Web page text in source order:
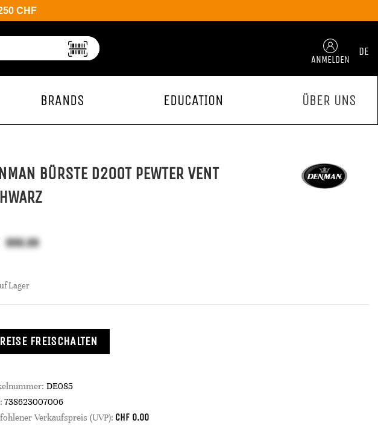
CHF
ANMELDEN
DE
BRANDS EDUCATION ÜBER UNS
BÜRSTE D200T PEWTER VENT
Lager
FREISCHALTEN
DE085
738623007006
Verkaufspreis (UVP): CHF 0.00